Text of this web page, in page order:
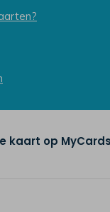
kaart op